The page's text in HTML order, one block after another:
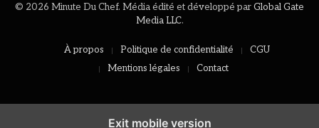
© 2026 Minute Du Chef. Média édité et développé parGlobal Gate
Media LLC.
À propos Politique de confidentialité
CGU
Mentions légales
Contact
Exit mobile version